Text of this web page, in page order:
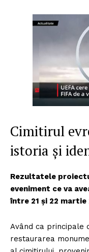
Cimitirul
istoria și
Rezultatele
eveniment ce va
între 21 și 22 martie
Având ca principale
restaurarea